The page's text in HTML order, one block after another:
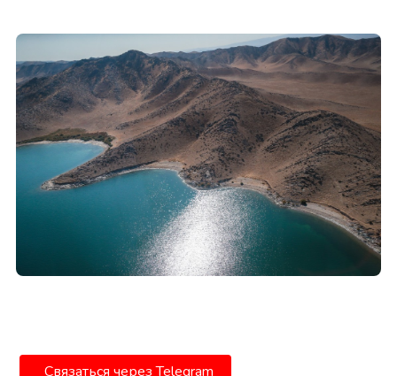
Связаться через Telegram